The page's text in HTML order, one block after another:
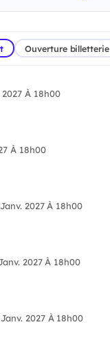
Ouverture billetterie
2027 À 18h00
À 18h00
2027 À 18h00
2027 À 18h00
2027 À 18h00